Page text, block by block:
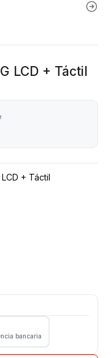
LCD + Táctil
+ Táctil
bancaria